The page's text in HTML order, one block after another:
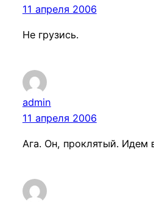
11 апреля 2006
Не грузись.
admin
11 апреля 2006
Ага. Он, проклятый. Идем